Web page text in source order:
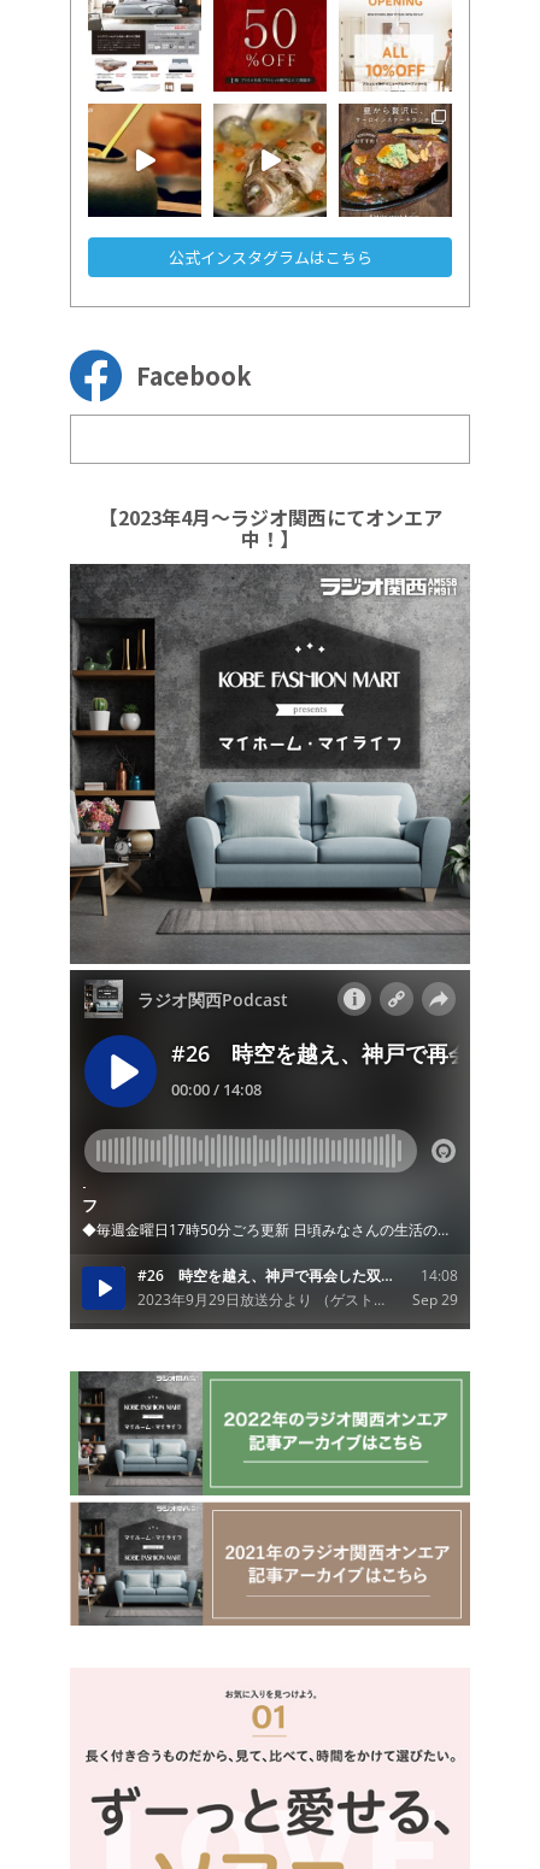
公式インスタグラムはこちら
Facebook
【2023年4月～ラジオ関西にてオンエア
中！】